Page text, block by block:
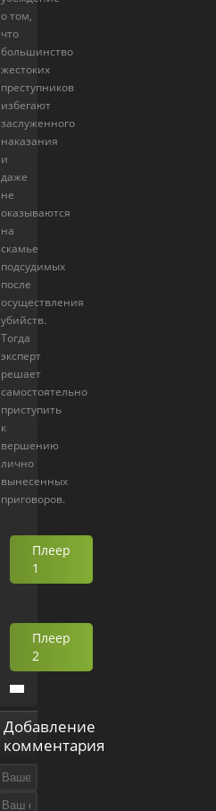
о том,
что
большинство
жестоких
преступников
избегают
заслуженного
наказания
и
даже
не
оказываются
на
скамье
подсудимых
после
осуществления
убийств.
Тогда
эксперт
решает
самостоятельно
приступить
к
вершению
лично
вынесенных
приговоров.
Плеер
1
Плеер
2
Добавление
комментария